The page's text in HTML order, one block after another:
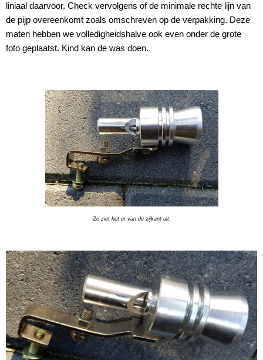
liniaal daarvoor. Check vervolgens of de minimale rechte lijn van
de pijp overeenkomt zoals omschreven op de verpakking. Deze
maten hebben we volledigheidshalve ook even onder de grote
foto geplaatst. Kind kan de was doen.
Zo ziet het er van de zijkant uit.